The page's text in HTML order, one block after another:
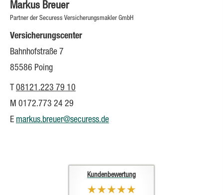
Markus Breuer
Partner der Securess Ver­sicherungs­makler GmbH
Versicherungscenter
Bahnhofstraße 7
85586 Poing
T 08121.223 79 10
M 0172.773 24 29
E markus.breuer@securess.de
Kundenbewertung